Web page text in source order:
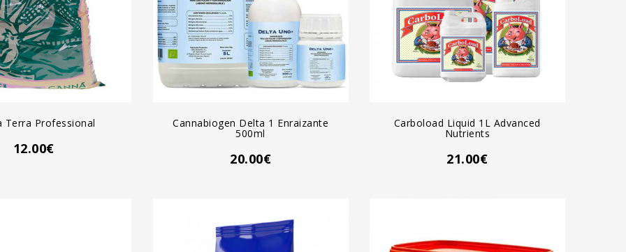
Terra Professional
12.00€
Cannabiogen Delta 1 Enraizante
500ml
20.00€
Carboload Liquid 1L Advanced
Nutrients
21.00€